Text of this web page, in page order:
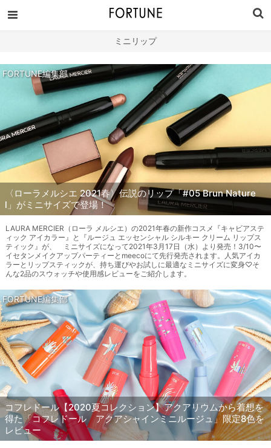
ミニリップ
FORTUNE編集部
〈ローラメルシエ 2021春〉伝説のリップ「#05 Brun Nature
l」がミニサイズで登場！
LAURA MERCIER（ローラ メルシエ）の2021年春の新作コスメ『キャビアステ
ィック アイカラー』と『ルージュ エッセンシャル シルキー クリーム リップス
ティック』が、 ミニサイズになって2021年3月17日（水）より発売！3/10〜
イセタンメイクアップパーティーとmeecoにて先行発売されます。人気アイカ
ラーとリップスティックが、持ち運びやお試しに最適なミニサイズに変身♡そ
んな2品のスウォッチや使用感レビューをご紹介します。
FORTUNE編集部
コフレドール【2020夏コレクション】アクアリウムから着想を
得た「コフレドール アクアシャインミニルージュ」限定8色を
レビュー